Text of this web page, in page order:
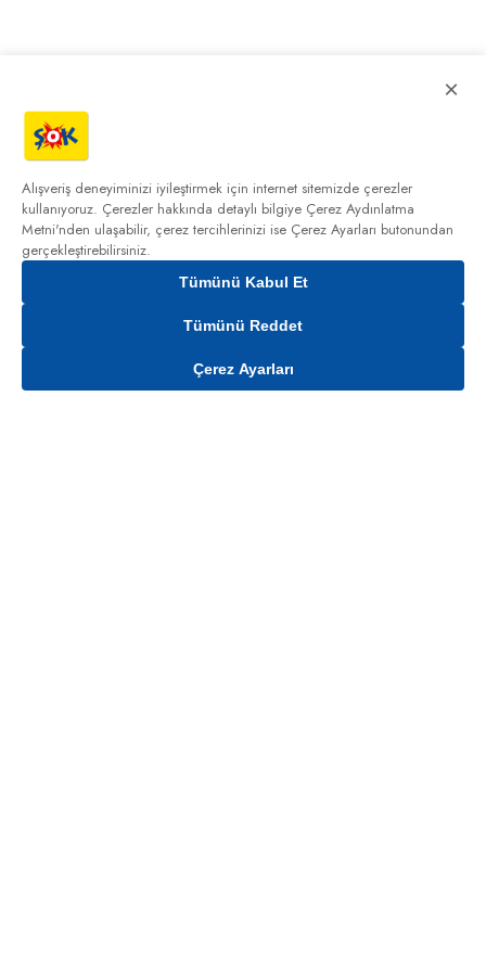
Gelince Haber Ver
×
Alışveriş deneyiminizi iyileştirmek için internet sitemizde çerezler
kullanıyoruz. Çerezler hakkında detaylı bilgiye Çerez Aydınlatma
Metni'nden ulaşabilir, çerez tercihlerinizi ise Çerez Ayarları butonundan
gerçekleştirebilirsiniz.
Tümünü Kabul Et
Tümünü Reddet
Çerez Ayarları